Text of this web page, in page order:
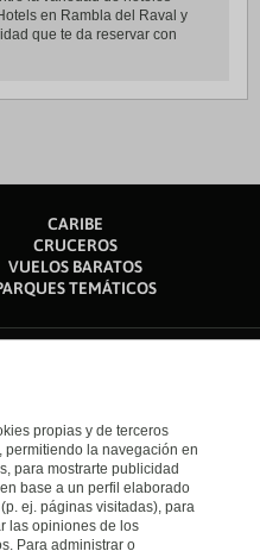
en Rambla del Raval y
que te da reservar con
CARIBE
CRUCEROS
VUELOS BARATOS
TEMÁTICOS
propias y de terceros
permitiendo la navegación en
para mostrarte publicidad
base a un perfil elaborado
ej. páginas visitadas), para
las opiniones de los
Para administrar o